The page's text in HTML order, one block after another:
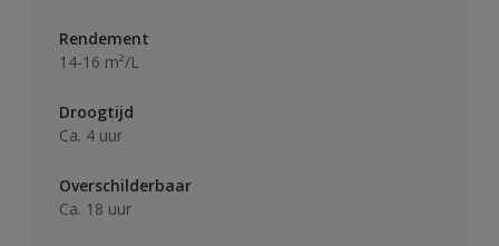
Rendement
14-16 m²/L
Droogtijd
Ca. 4 uur
Overschilderbaar
Ca. 18 uur